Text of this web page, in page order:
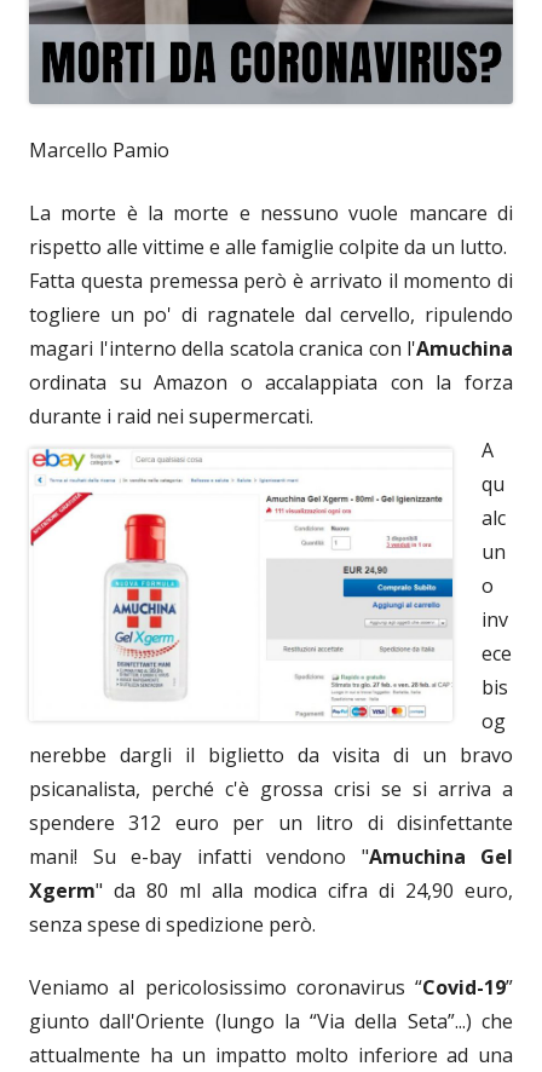
Marcello Pamio
La morte è la morte e nessuno vuole mancare di
rispetto alle vittime e alle famiglie colpite da un lutto.
Fatta questa premessa però è arrivato il momento di
togliere un po' di ragnatele dal cervello, ripulendo
magari l'interno della scatola cranica con l'Amuchina
ordinata su Amazon o accalappiata con la forza
durante i raid nei supermercati.
A
qu
alc
un
o
inv
ece
bis
og
nerebbe dargli il biglietto da visita di un bravo
psicanalista, perché c'è grossa crisi se si arriva a
spendere 312 euro per un litro di disinfettante
mani! Su e-bay infatti vendono "Amuchina Gel
Xgerm" da 80 ml alla modica cifra di 24,90 euro,
senza spese di spedizione però.
Veniamo al pericolosissimo coronavirus “Covid-19”
giunto dall'Oriente (lungo la “Via della Seta”...) che
attualmente ha un impatto molto inferiore ad una